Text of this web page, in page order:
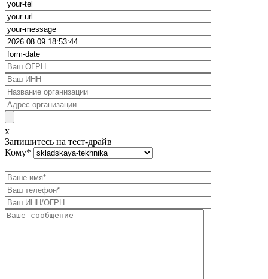
x
Запишитесь на тест-драйв
Кому*